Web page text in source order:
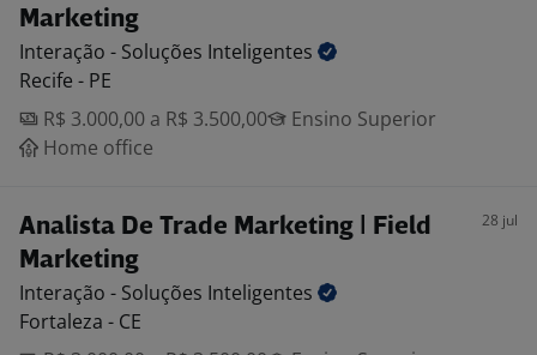
Marketing
Interação - Soluções Inteligentes
Recife - PE
R$ 3.000,00 a R$ 3.500,00
Ensino Superior
Home office
Analista De Trade Marketing | Field
Marketing
28 jul
Interação - Soluções Inteligentes
Fortaleza - CE